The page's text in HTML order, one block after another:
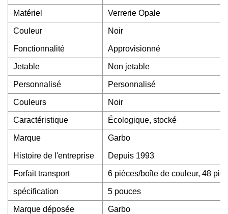
Matériel Verrerie Opale
Couleur Noir
Fonctionnalité Approvisionné
Jetable Non jetable
Personnalisé Personnalisé
Couleurs Noir
Caractéristique Écologique, stocké
Marque Garbo
Histoire de l'entreprise Depuis 1993
Forfait transport 6 pièces/boîte de couleur, 48
spécification 5 pouces
Marque déposée Garbo